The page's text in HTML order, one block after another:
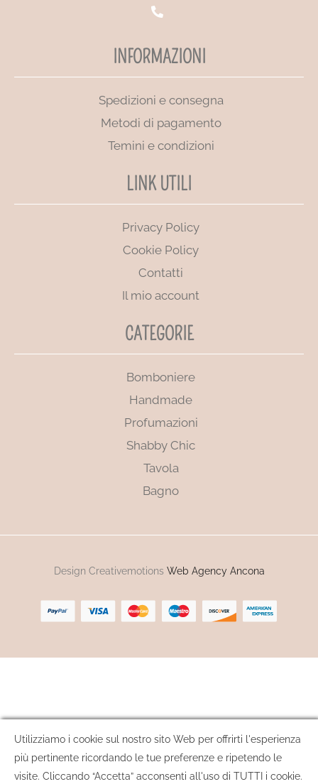
INFORMAZIONI
Spedizioni e consegna
Metodi di pagamento
Temini e condizioni
LINK UTILI
Privacy Policy
Cookie Policy
Contatti
Il mio account
CATEGORIE
Bomboniere
Handmade
Profumazioni
Shabby Chic
Tavola
Bagno
Design Creativemotions Web Agency Ancona
Utilizziamo i cookie sul nostro sito Web per offrirti l'esperienza
più pertinente ricordando le tue preferenze e ripetendo le
visite. Cliccando “Accetta” acconsenti all'uso di TUTTI i cookie.